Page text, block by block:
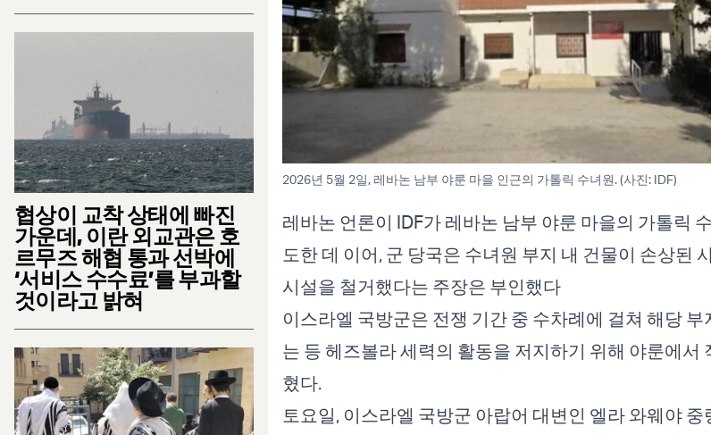
협상이 교착 상태에 빠진
가운데, 이란 외교관은 호
르무즈 해협 통과 선박에
‘서비스 수수료’를 부과할
것이라고 밝혀
2026년 5월 2일, 레바논 남부 야룬 마을 인근의 가톨릭 수녀원. (사진: IDF)
레바논 언론이 IDF가 레바논 남부 야룬 마을의 가톨릭
도한 데 이어, 군 당국은 수녀원 부지 내 건물이 손상된
시설을 철거했다는 주장은 부인했다
이스라엘 국방군은 전쟁 기간 중 수차례에 걸쳐 해당
는 등 헤즈볼라 세력의 활동을 저지하기 위해 야룬에서
혔다.
토요일, 이스라엘 국방군 아랍어 대변인 엘라 와웨야